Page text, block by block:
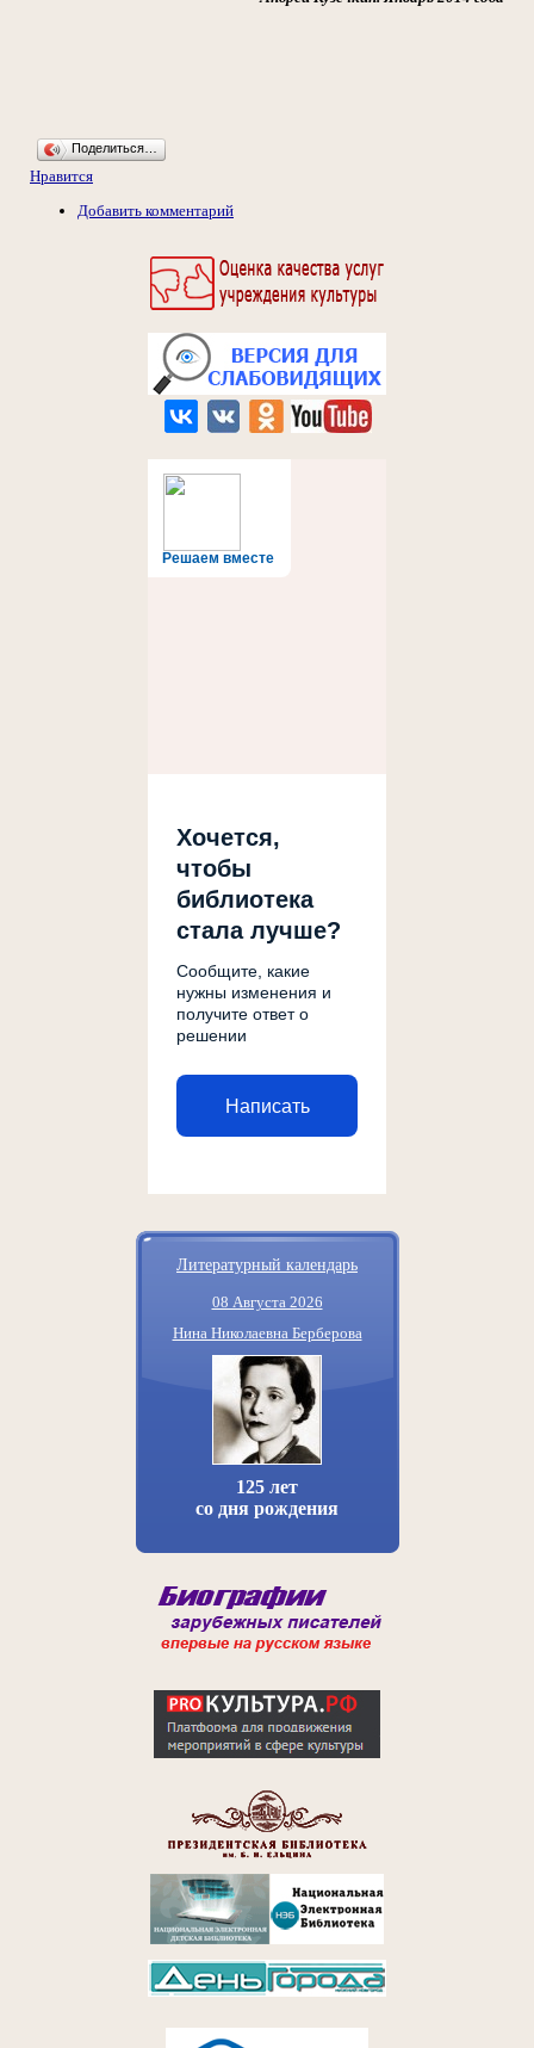
Решаем вместе
Хочется,
чтобы
библиотека
стала лучше?
Сообщите, какие
нужны изменения и
получите ответ о
решении
Написать
Литературный календарь
08 Августа 2026
Нина Николаевна Берберова
125 лет
со дня рождения
Поделиться…
Нравится
Добавить комментарий